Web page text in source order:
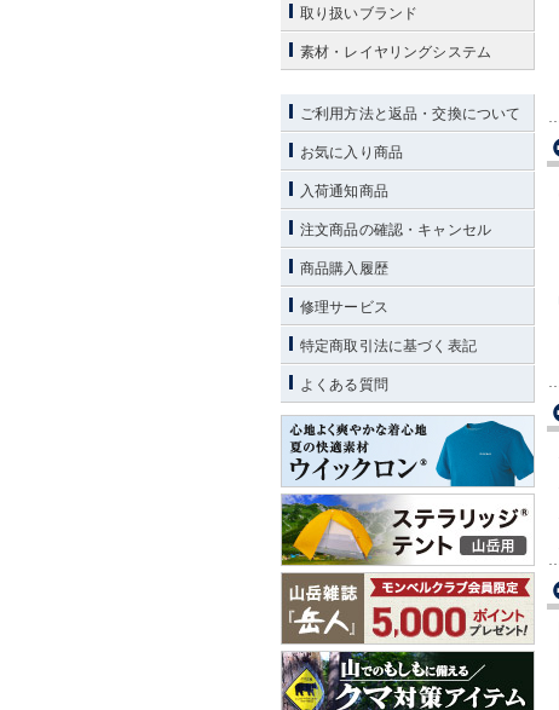
取り扱いブランド
素材・レイヤリングシステム
ご利用方法と返品・交換について
お気に入り商品
入荷通知商品
注文商品の確認・キャンセル
商品購入履歴
修理サービス
特定商取引法に基づく表記
よくある質問